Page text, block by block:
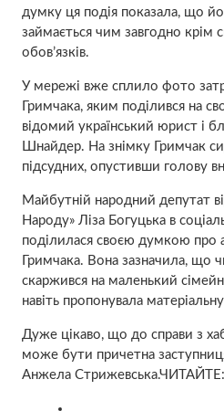
думку ця подія показала, що
займається чим завгодно крім
обов’язків.
У мережі вже сплило фото
Гримчака, яким поділився на
відомий український юрист і
Шнайдер. На знімку Гримчак
підсудних, опустивши голову
Майбутній народний депутат
Народу» Ліза Богуцька в
поділилася своєю думкою про
Гримчака. Вона зазначила, що
скаржився на маленький
навіть пропонувала
Дуже цікаво, що до справи з
може бути причетна
Анжела Стрижевська.ЧИТАЙТЕ: